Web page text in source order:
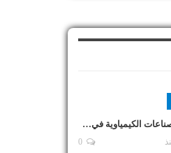
الكيمياوية في…